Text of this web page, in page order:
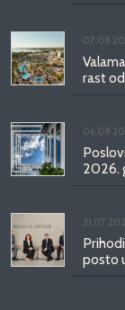
rast
2026.
posto